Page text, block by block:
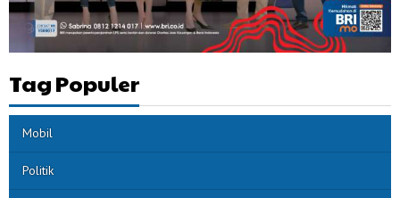
Tag Populer
Mobil
Politik